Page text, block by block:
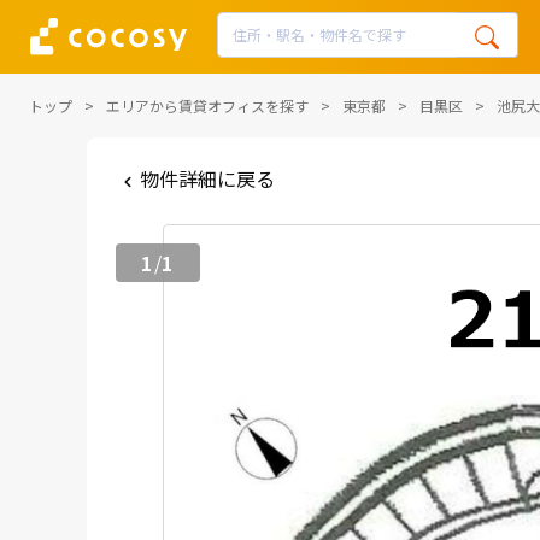
トップ エリアから賃貸オフィスを探す 東京都 目黒区 池尻
物件詳細に戻る
1/1